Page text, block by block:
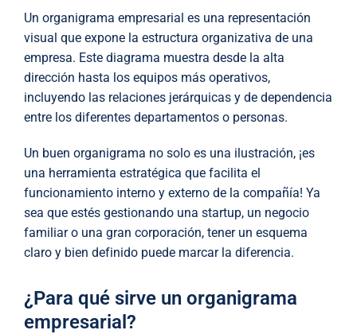
Un organigrama empresarial es una representación
visual que expone la estructura organizativa de una
empresa. Este diagrama muestra desde la alta
dirección hasta los equipos más operativos,
incluyendo las relaciones jerárquicas y de dependencia
entre los diferentes departamentos o personas.
Un buen organigrama no solo es una ilustración, ¡es
una herramienta estratégica que facilita el
funcionamiento interno y externo de la compañía! Ya
sea que estés gestionando una startup, un negocio
familiar o una gran corporación, tener un esquema
claro y bien definido puede marcar la diferencia.
¿Para qué sirve un organigrama
empresarial?